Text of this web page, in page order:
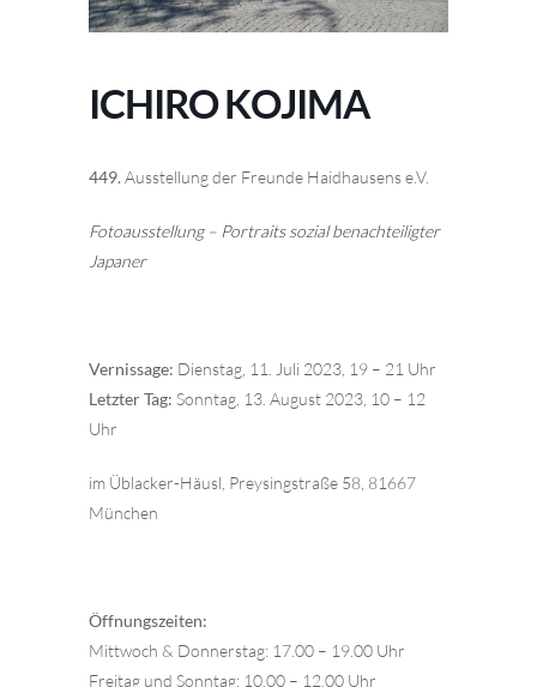
ICHIRO KOJIMA
449. Ausstellung der Freunde Haidhausens e.V.
Fotoausstellung – Portraits sozial benachteiligter
Japaner
Vernissage: Dienstag, 11. Juli 2023, 19 – 21 Uhr
Letzter Tag: Sonntag, 13. August 2023, 10 – 12
Uhr
im Üblacker-Häusl, Preysingstraße 58, 81667
München
Öffnungszeiten:
Mittwoch & Donnerstag: 17.00 – 19.00 Uhr
Freitag und Sonntag: 10.00 – 12.00 Uhr